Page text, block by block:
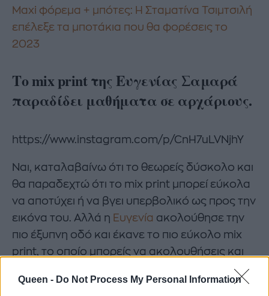
Queen - Do Not Process My Personal Information
Maxi φόρεμα + μπότες: Η Σταματίνα Τσιμτσιλή
επέλεξε τα μποτάκια που θα φορέσεις το
2023
Το mix print της Ευγενίας Σαμαρά
παραδίδει μαθήματα σε αρχάριους.
https://www.instagram.com/p/CnH7uLVNjhY
Ναι, καταλαβαίνω ότι το θεωρείς δύσκολο και
θα παραδεχτώ ότι το mix print μπορεί εύκολα
να αποτύχει ή να βγει υπερβολικό ως προς την
εικόνα του. Αλλά η Ευγενία ακολούθησε την
πιο έξυπνη οδό και έκανε το πιο εύκολο mix
print, το οποίο μπορείς να ακολουθήσεις και
εσύ που είσαι ακόμη στην «πρώτη τάξη» του
styling. Διάλεξε να φορέσει ένα υπέροχο, all